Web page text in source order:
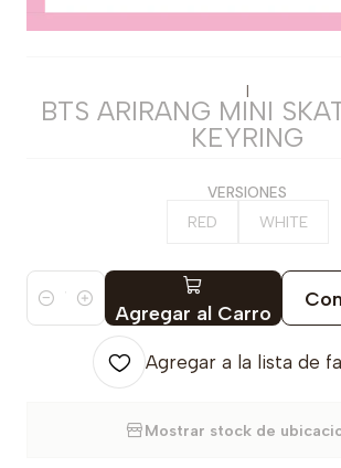
|
BTS ARIRANG MINI
KEYRING
VERSIONES
RED WHITE
Cantidad Agregar al Carro
Agregar a la lista de
Mostrar stock de